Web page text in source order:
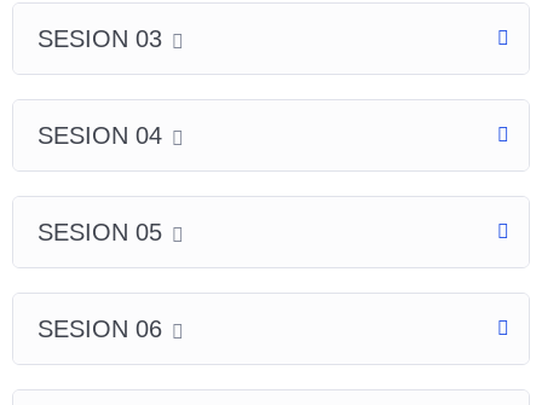
SESION 03
SESION 04
SESION 05
SESION 06